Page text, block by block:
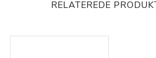
RELATEREDE